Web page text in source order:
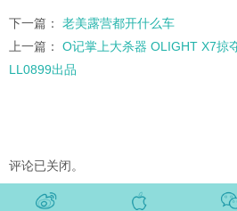
下一篇： 老美露营都开什么车
上一篇： O记掌上大杀器 OLIGHT X7掠
LL0899出品
评论已关闭。